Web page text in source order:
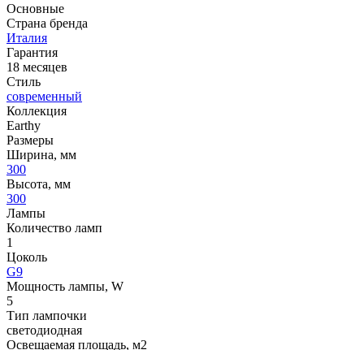
Основные
Страна бренда
Италия
Гарантия
18 месяцев
Стиль
современный
Коллекция
Earthy
Размеры
Ширина, мм
300
Высота, мм
300
Лампы
Количество ламп
1
Цоколь
G9
Мощность лампы, W
5
Тип лампочки
светодиодная
Освещаемая площадь, м2